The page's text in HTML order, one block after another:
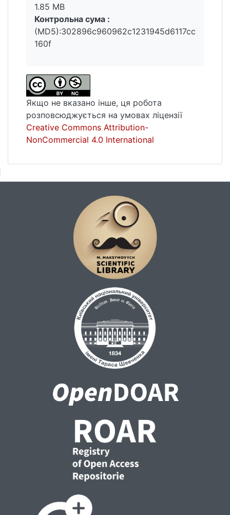
1.85 MB
Контрольна сума :
(MD5):302896c960962c1231945d6117cc
160f
Якщо не вказано інше, ця робота
розповсюджується на умовах ліцензії
Creative Commons Attribution-
NonCommercial 4.0 International